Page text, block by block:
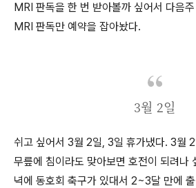
MRI 판독을 한 번 받아볼까 싶어서 다음
MRI 판독만 예약을 잡아놨다.
3월 2일
쉬고 싶어서 3월 2일, 3일 휴가냈다. 3월
무릎에 침이라도 맞아보면 호전이 되려나
녁에 동호회 축구가 있대서 2~3달 만에